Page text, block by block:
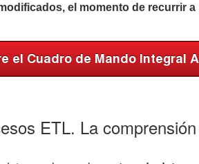
el momento de recurrir
ETL. La